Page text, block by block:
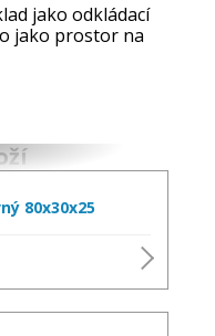
jako odkládací
jako prostor na
80x30x25